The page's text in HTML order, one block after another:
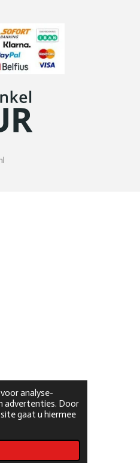
analyse-
advertenties. Door
gaat u hiermee